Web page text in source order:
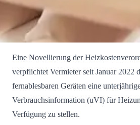
Eine Novellierung der
verpflichtet Vermieter seit Januar 2022
fernablesbaren Geräten eine
Verbrauchsinformation (uVI) für
Verfügung zu stellen.